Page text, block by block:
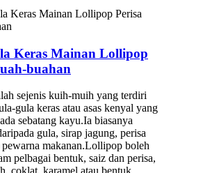
Keras Mainan Lollipop
buahan
sejenis kuih-muih yang terdiri
gula keras atau asas kenyal yang
sebatang kayu.Ia biasanya
gula, sirap jagung, perisa
makanan.Lollipop boleh
pelbagai bentuk, saiz dan perisa,